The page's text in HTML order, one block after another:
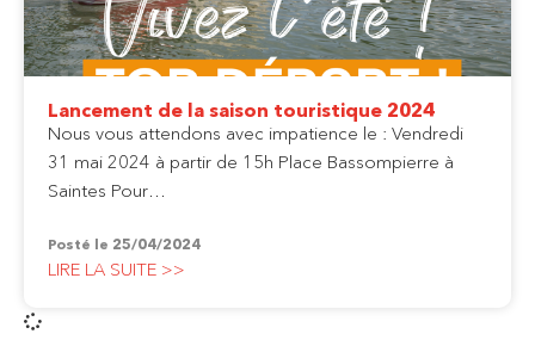
Lancement de la saison touristique 2024
Nous vous attendons avec impatience le : Vendredi
31 mai 2024 à partir de 15h Place Bassompierre à
Saintes Pour…
Posté le 25/04/2024
LIRE LA SUITE >>